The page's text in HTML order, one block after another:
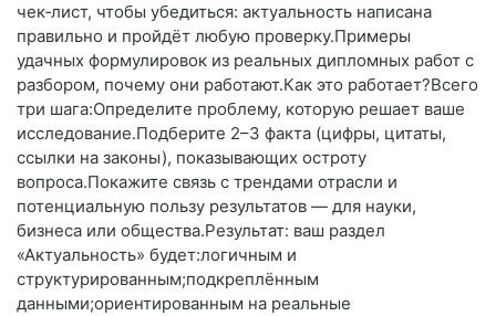
чек‑лист, чтобы убедиться: актуальность написана
правильно и пройдёт любую проверку.Примеры
удачных формулировок из реальных дипломных работ с
разбором, почему они работают.Как это работает?Всего
три шага:Определите проблему, которую решает ваше
исследование.Подберите 2–3 факта (цифры, цитаты,
ссылки на законы), показывающих остроту
вопроса.Покажите связь с трендами отрасли и
потенциальную пользу результатов — для науки,
бизнеса или общества.Результат: ваш раздел
«Актуальность» будет:логичным и
структурированным;подкреплённым
данными;ориентированным на реальные